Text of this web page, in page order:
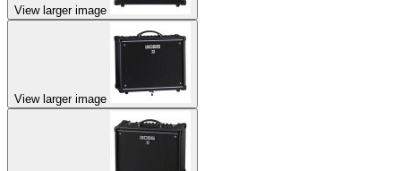
View larger image
View larger image